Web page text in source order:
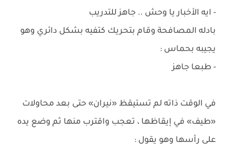
- ايه الأخبار يا وحش .. جاهز للتدريب
بادله المصافحة وقام بتحريك كتفيه بشكل دائري وهو
يجيبه بحماس :
- طبعا جاهز
في الوقت ذاته لم تستيقظ «نيران» حتى بعد محاولات
«طيف» في إيقاظها ، تعجب واقترب منها ثم وضع يده
على رأسها وهو يقول :